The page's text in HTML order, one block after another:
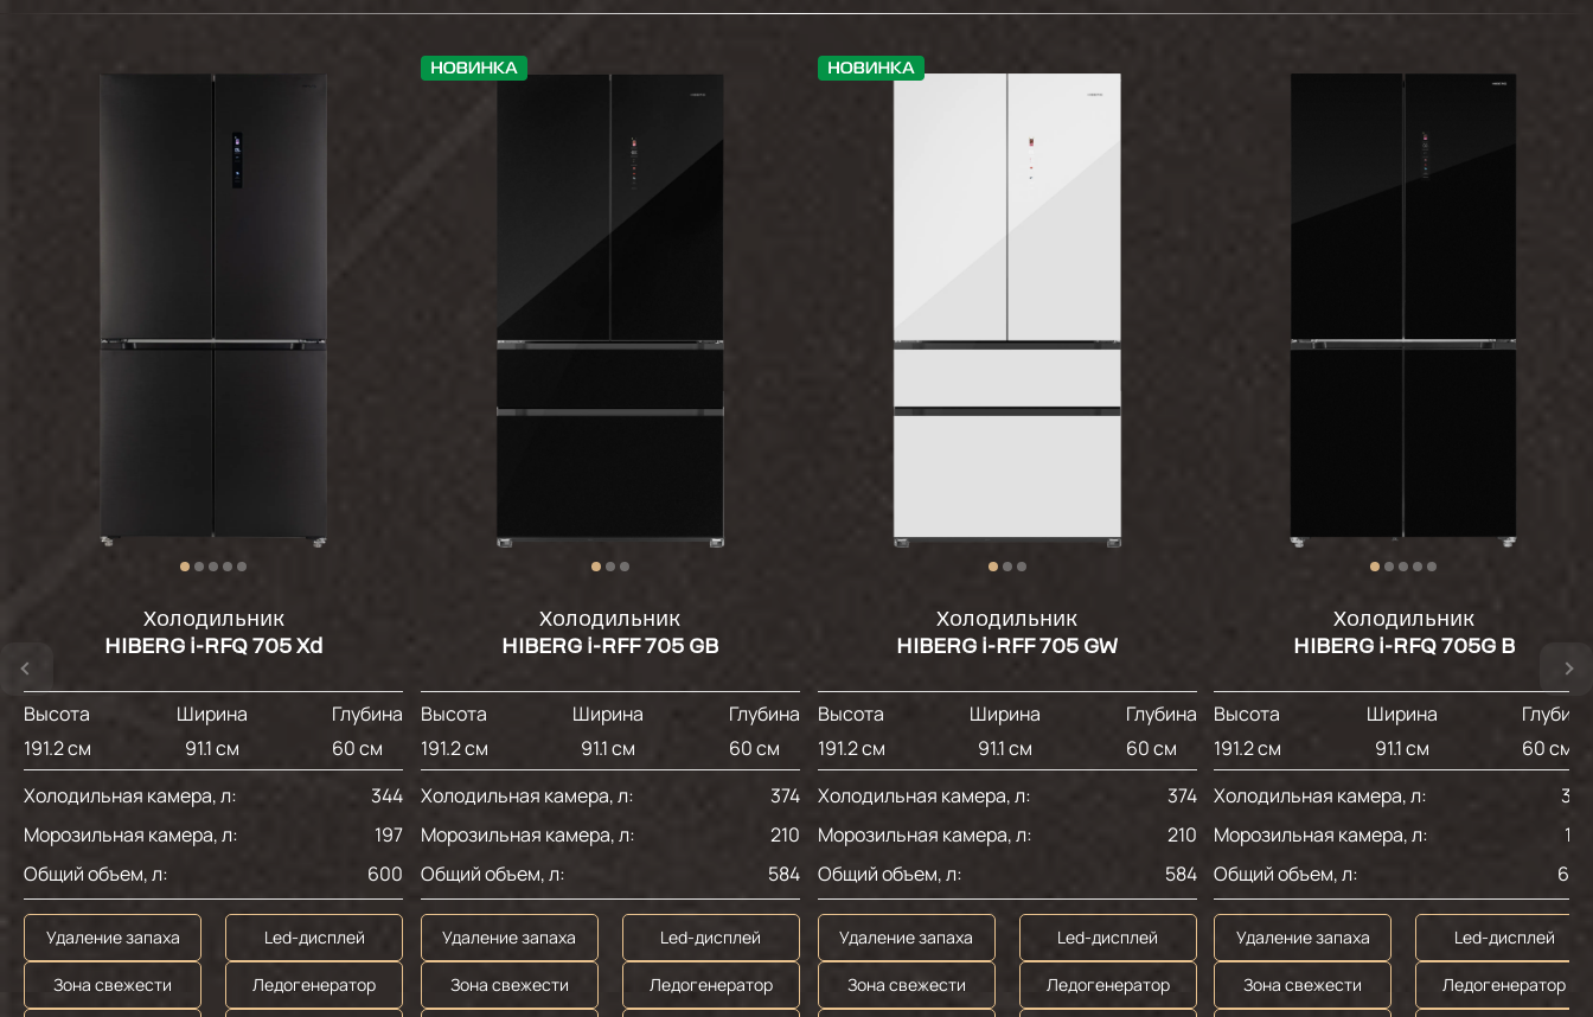
Холодильник
HIBERG i-RFQ 705 Xd
Высота
191.2 см
Ширина
91.1 см
Глубина
60 см
Холодильная камера, л:
344
Морозильная камера, л:
197
Общий объем, л:
600
Удаление запаха Led-дисплей
Зона свежести Ледогенератор
Холодильник
HIBERG i-RFF 705 GB
Высота
191.2 см
Ширина
91.1 см
Глубина
60 см
Холодильная камера, л:
374
Морозильная камера, л:
210
Общий объем, л:
584
Удаление запаха Led-дисплей
Зона свежести Ледогенератор
Холодильник
HIBERG i-RFF 705 GW
Высота
191.2 см
Ширина
91.1 см
Глубина
60 см
Холодильная камера, л:
374
Морозильная камера, л:
210
Общий объем, л:
584
Удаление запаха Led-дисплей
Зона свежести Ледогенератор
Холодильник
HIBERG i-RFQ 705G B
Высота
191.2 см
Ширина
91.1 см
Глубина
60 см
Холодильная камера, л:
344
Морозильная камера, л:
197
Общий объем, л:
600
Удаление запаха Led-дисплей
Зона свежести Ледогенератор